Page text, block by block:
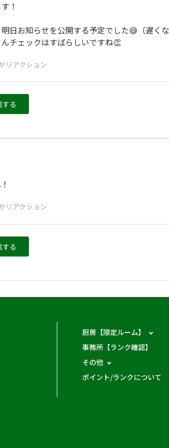
！
日お知らせを公開する予定でした😅（遅くな
チェックはすばらしいですね👏
リアクション
する
リアクション
する
厨房【限定ルーム】
事務所【ランク確認】
その他
ポイント/ランクについて